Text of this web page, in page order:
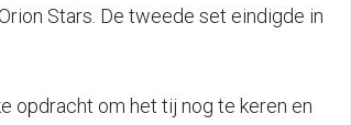
Stars. De tweede set eindigde in
opdracht om het tij nog te keren en